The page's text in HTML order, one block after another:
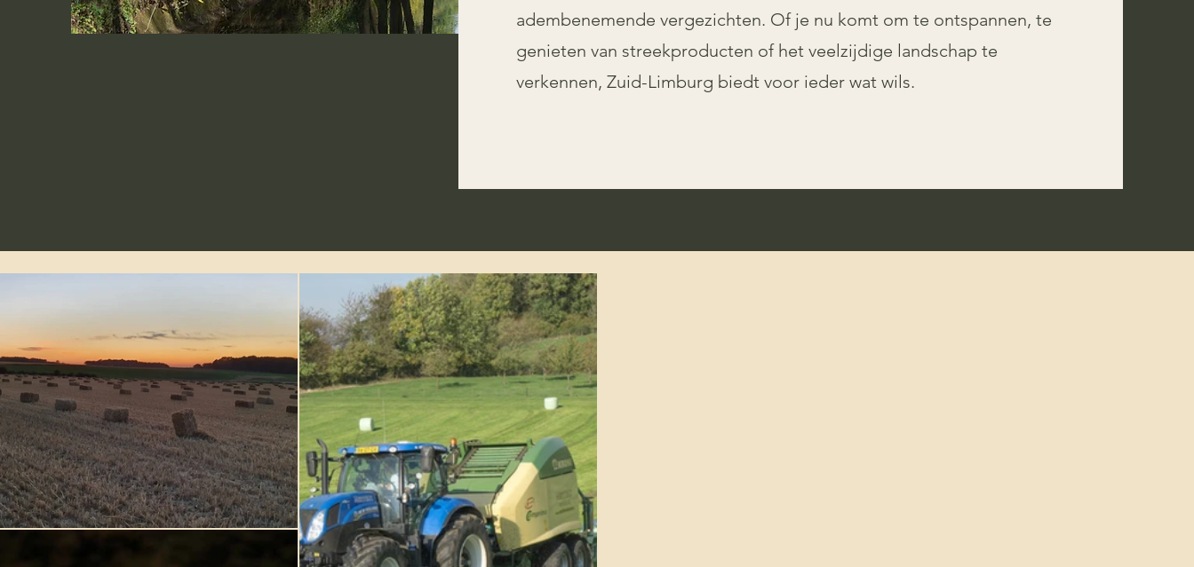
adembenemende vergezichten. Of je nu komt om te ontspannen, te
genieten van streekproducten of het veelzijdige landschap te
verkennen, Zuid-Limburg biedt voor ieder wat wils.